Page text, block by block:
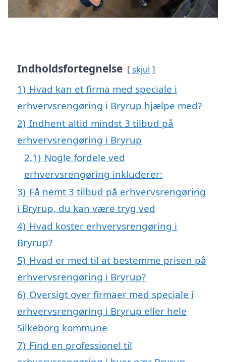
Indholdsfortegnelse skjul
1) Hvad kan et firma med speciale i
erhvervsrengøring i Bryrup hjælpe med?
2) Indhent altid mindst 3 tilbud på
erhvervsrengøring i Bryrup
2.1) Nogle fordele ved
erhvervsrengøring inkluderer:
3) Få nemt 3 tilbud på erhvervsrengøring
i Bryrup, du kan være tryg ved
4) Hvad koster erhvervsrengøring i
Bryrup?
5) Hvad er med til at bestemme prisen på
erhvervsrengøring i Bryrup?
6) Oversigt over firmaer med speciale i
erhvervsrengøring i Bryrup eller hele
Silkeborg kommune
7) Find en professionel til